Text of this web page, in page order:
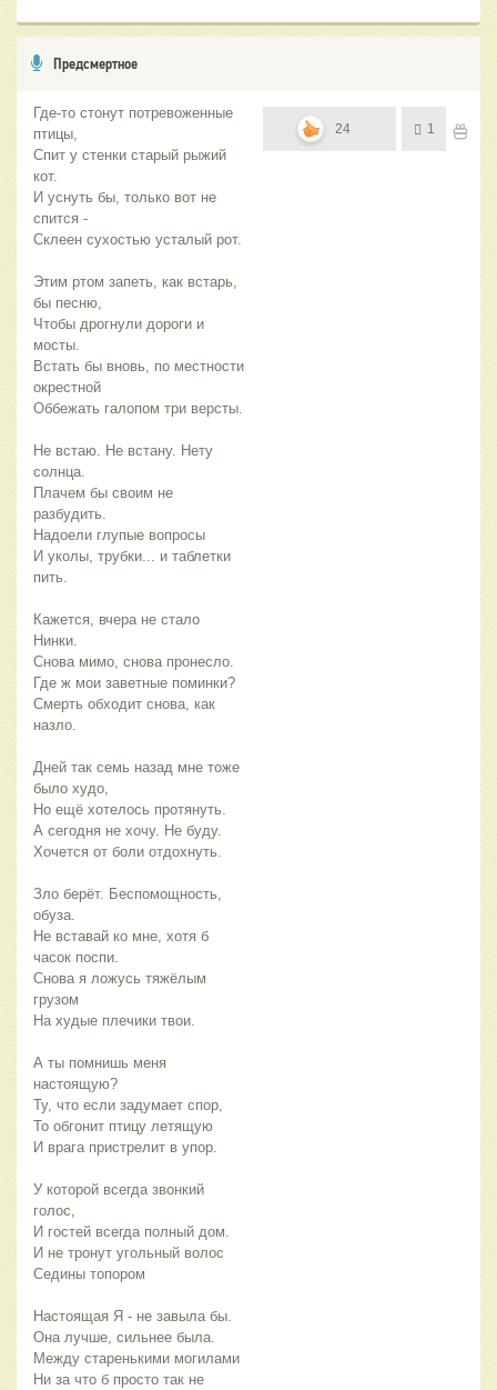
Предсмертное
Где-то стонут потревоженные
птицы,
Спит у стенки старый рыжий
кот.
И уснуть бы, только вот не
спится -
Склеен сухостью усталый рот.
Этим ртом запеть, как встарь,
бы песню,
Чтобы дрогнули дороги и
мосты.
Встать бы вновь, по местности
окрестной
Оббежать галопом три версты.
Не встаю. Не встану. Нету
солнца.
Плачем бы своим не
разбудить.
Надоели глупые вопросы
И уколы, трубки... и таблетки
пить.
Кажется, вчера не стало
Нинки.
Снова мимо, снова пронесло.
Где ж мои заветные поминки?
Смерть обходит снова, как
назло.
Дней так семь назад мне тоже
было худо,
Но ещё хотелось протянуть.
А сегодня не хочу. Не буду.
Хочется от боли отдохнуть.
Зло берёт. Беспомощность,
обуза.
Не вставай ко мне, хотя б
часок поспи.
Снова я ложусь тяжёлым
грузом
На худые плечики твои.
А ты помнишь меня
настоящую?
Ту, что если задумает спор,
То обгонит птицу летящую
И врага пристрелит в упор.
У которой всегда звонкий
голос,
И гостей всегда полный дом.
И не тронут угольный волос
Седины топором
Настоящая Я - не завыла бы.
Она лучше, сильнее была.
Между старенькими могилами
Ни за что б просто так не
24 1